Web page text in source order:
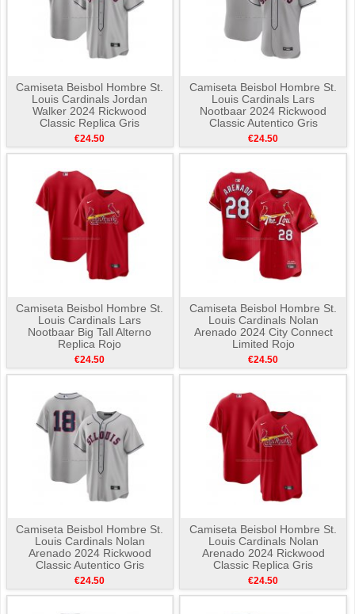
Camiseta Beisbol Hombre St.
Louis Cardinals Jordan
Walker 2024 Rickwood
Classic Replica Gris
€24.50
Camiseta Beisbol Hombre St.
Louis Cardinals Lars
Nootbaar 2024 Rickwood
Classic Autentico Gris
€24.50
Camiseta Beisbol Hombre St.
Louis Cardinals Lars
Nootbaar Big Tall Alterno
Replica Rojo
€24.50
Camiseta Beisbol Hombre St.
Louis Cardinals Nolan
Arenado 2024 City Connect
Limited Rojo
€24.50
Camiseta Beisbol Hombre St.
Louis Cardinals Nolan
Arenado 2024 Rickwood
Classic Autentico Gris
€24.50
Camiseta Beisbol Hombre St.
Louis Cardinals Nolan
Arenado 2024 Rickwood
Classic Replica Gris
€24.50